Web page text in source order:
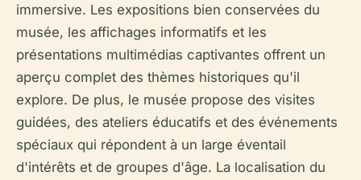
immersive. Les expositions bien conservées du
musée, les affichages informatifs et les
présentations multimédias captivantes offrent un
aperçu complet des thèmes historiques qu'il
explore. De plus, le musée propose des visites
guidées, des ateliers éducatifs et des événements
spéciaux qui répondent à un large éventail
d'intérêts et de groupes d'âge. La localisation du